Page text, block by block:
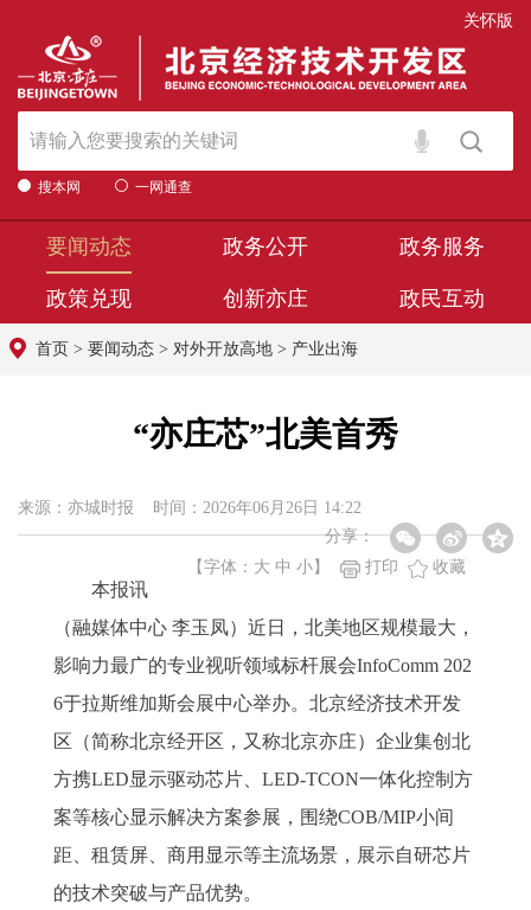
关怀版
搜本网 一网通查
要闻动态 政务公开 政务服务
政策兑现 创新亦庄 政民互动
首页 > 要闻动态 > 对外开放高地 > 产业出海
“亦庄芯”北美首秀
来源：亦城时报 时间：2026年06月26日 14:22
分享：
【字体： 大 中 小 】 打印 收藏
本报讯
（融媒体中心 李玉凤）近日，北美地区规模最大，
影响力最广的专业视听领域标杆展会InfoComm 202
6于拉斯维加斯会展中心举办。北京经济技术开发
区（简称北京经开区，又称北京亦庄）企业集创北
方携LED显示驱动芯片、LED-TCON一体化控制方
案等核心显示解决方案参展，围绕COB/MIP小间
距、租赁屏、商用显示等主流场景，展示自研芯片
的技术突破与产品优势。